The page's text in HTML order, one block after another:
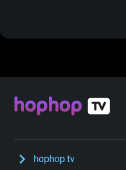
hophop.tv